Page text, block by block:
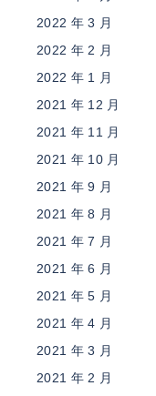
2022 年 3 月
2022 年 2 月
2022 年 1 月
2021 年 12 月
2021 年 11 月
2021 年 10 月
2021 年 9 月
2021 年 8 月
2021 年 7 月
2021 年 6 月
2021 年 5 月
2021 年 4 月
2021 年 3 月
2021 年 2 月